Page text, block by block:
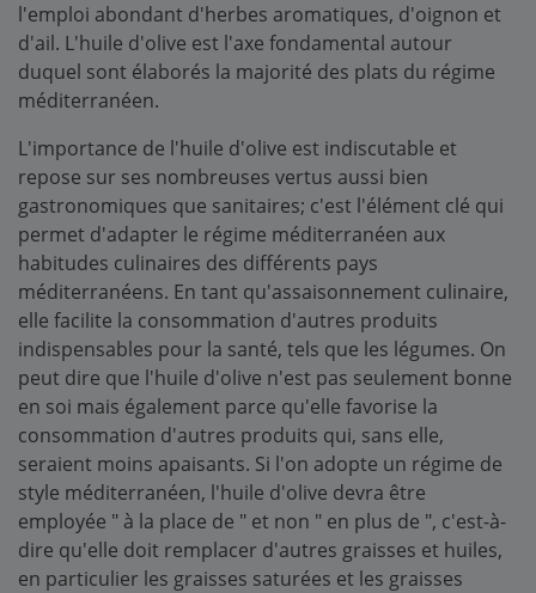
l'emploi abondant d'herbes aromatiques, d'oignon et
d'ail. L'huile d'olive est l'axe fondamental autour
duquel sont élaborés la majorité des plats du régime
méditerranéen.
L'importance de l'huile d'olive est indiscutable et
repose sur ses nombreuses vertus aussi bien
gastronomiques que sanitaires; c'est l'élément clé qui
permet d'adapter le régime méditerranéen aux
habitudes culinaires des différents pays
méditerranéens. En tant qu'assaisonnement culinaire,
elle facilite la consommation d'autres produits
indispensables pour la santé, tels que les légumes. On
peut dire que l'huile d'olive n'est pas seulement bonne
en soi mais également parce qu'elle favorise la
consommation d'autres produits qui, sans elle,
seraient moins apaisants. Si l'on adopte un régime de
style méditerranéen, l'huile d'olive devra être
employée " à la place de " et non " en plus de ", c'est-à-
dire qu'elle doit remplacer d'autres graisses et huiles,
en particulier les graisses saturées et les graisses